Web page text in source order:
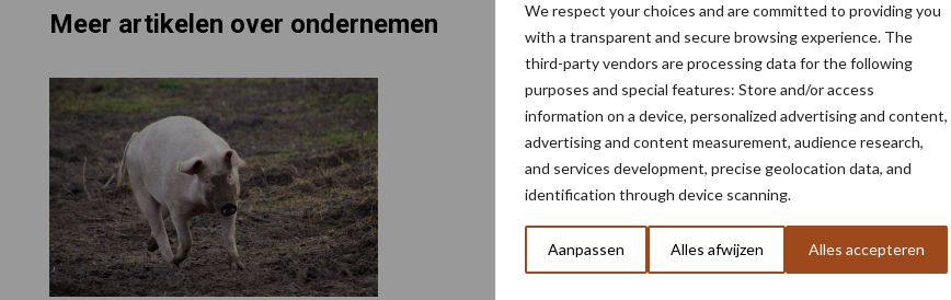
We respect your choices and are committed to providing you
with a transparent and secure browsing experience. The
third-party vendors are processing data for the following
purposes and special features: Store and/or access
information on a device, personalized advertising and content,
advertising and content measurement, audience research,
and services development, precise geolocation data, and
identification through device scanning.
Aanpassen Alles afwijzen Alles accepteren
Meer artikelen over ondernemen